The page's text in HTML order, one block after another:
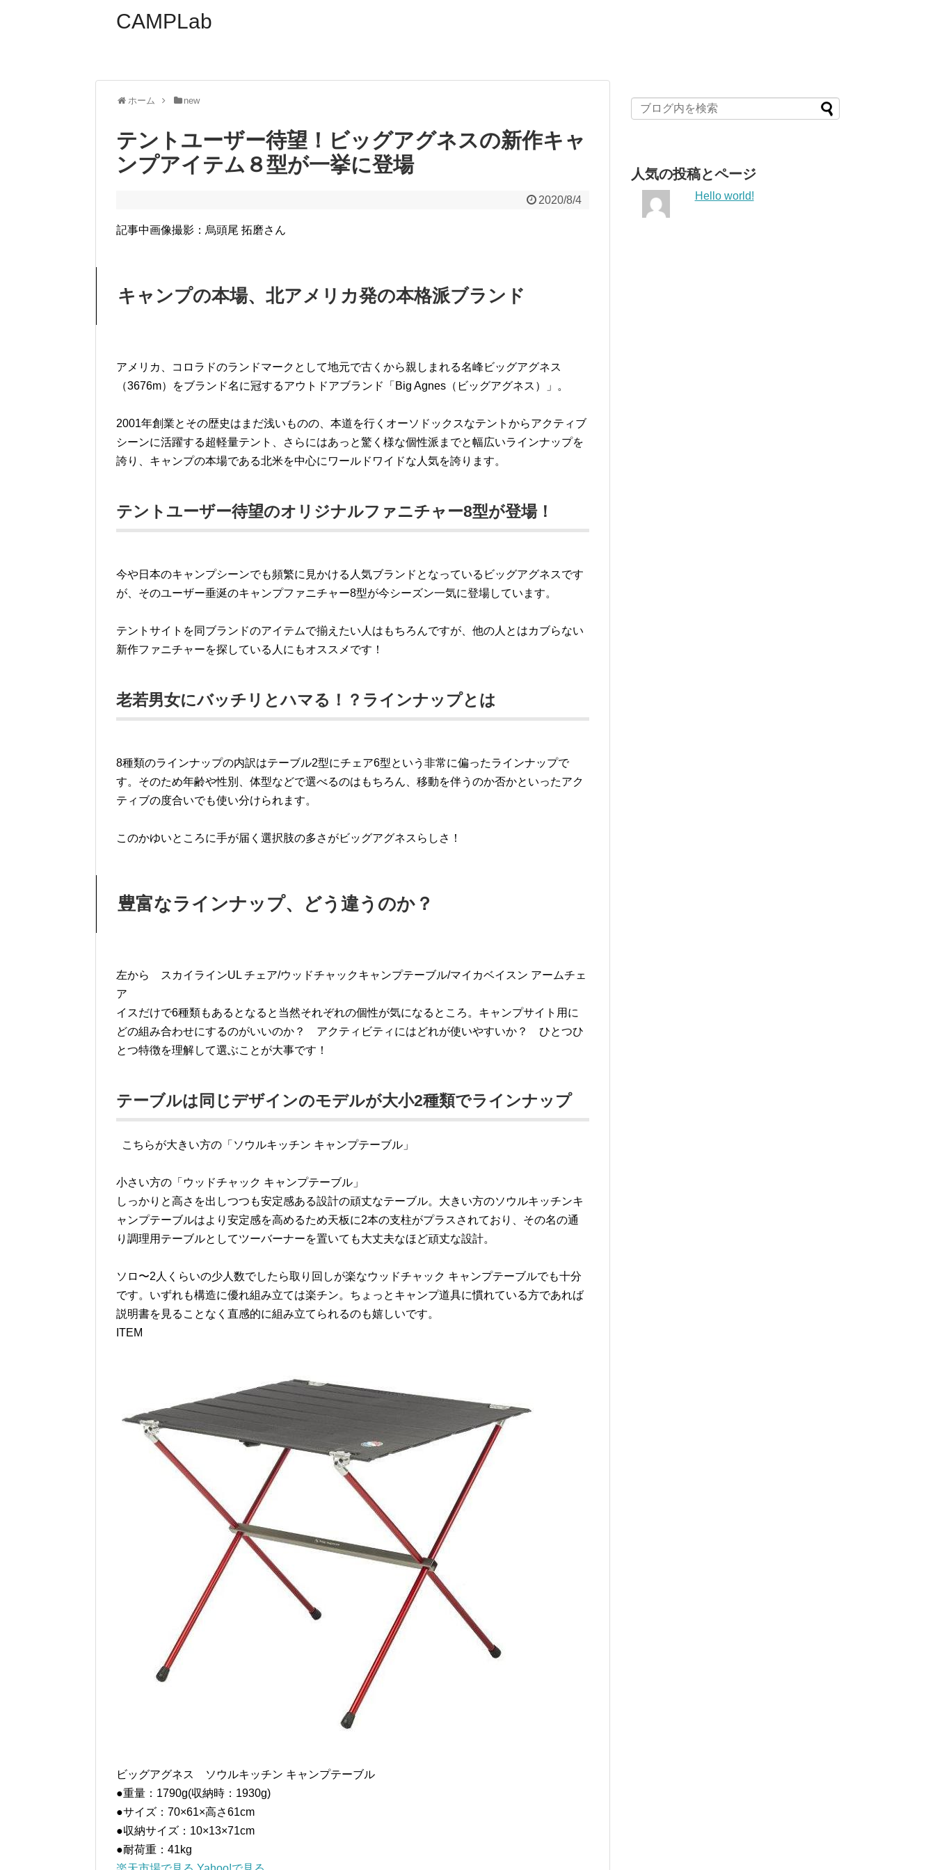
CAMPLab
ホーム new
テントユーザー待望！ビッグアグネスの新作キャ
ンプアイテム８型が一挙に登場
2020/8/4
記事中画像撮影：烏頭尾 拓磨さん
キャンプの本場、北アメリカ発の本格派ブランド
アメリカ、コロラドのランドマークとして地元で古くから親しまれる名峰ビッグアグネス
（3676m）をブランド名に冠するアウトドアブランド「Big Agnes（ビッグアグネス）」。
2001年創業とその歴史はまだ浅いものの、本道を行くオーソドックスなテントからアクティブ
シーンに活躍する超軽量テント、さらにはあっと驚く様な個性派までと幅広いラインナップを
誇り、キャンプの本場である北米を中心にワールドワイドな人気を誇ります。
テントユーザー待望のオリジナルファニチャー8型が登場！
今や日本のキャンプシーンでも頻繁に見かける人気ブランドとなっているビッグアグネスです
が、そのユーザー垂涎のキャンプファニチャー8型が今シーズン一気に登場しています。
テントサイトを同ブランドのアイテムで揃えたい人はもちろんですが、他の人とはカブらない
新作ファニチャーを探している人にもオススメです！
老若男女にバッチリとハマる！？ラインナップとは
8種類のラインナップの内訳はテーブル2型にチェア6型という非常に偏ったラインナップで
す。そのため年齢や性別、体型などで選べるのはもちろん、移動を伴うのか否かといったアク
ティブの度合いでも使い分けられます。
このかゆいところに手が届く選択肢の多さがビッグアグネスらしさ！
豊富なラインナップ、どう違うのか？
左から スカイラインUL チェア/ウッドチャックキャンプテーブル/マイカベイスン アームチェ
ア
イスだけで6種類もあるとなると当然それぞれの個性が気になるところ。キャンプサイト用に
どの組み合わせにするのがいいのか？ アクティビティにはどれが使いやすいか？ ひとつひ
とつ特徴を理解して選ぶことが大事です！
テーブルは同じデザインのモデルが大小2種類でラインナップ
こちらが大きい方の「ソウルキッチン キャンプテーブル」
小さい方の「ウッドチャック キャンプテーブル」
しっかりと高さを出しつつも安定感ある設計の頑丈なテーブル。大きい方のソウルキッチンキ
ャンプテーブルはより安定感を高めるため天板に2本の支柱がプラスされており、その名の通
り調理用テーブルとしてツーバーナーを置いても大丈夫なほど頑丈な設計。
ソロ〜2人くらいの少人数でしたら取り回しが楽なウッドチャック キャンプテーブルでも十分
です。いずれも構造に優れ組み立ては楽チン。ちょっとキャンプ道具に慣れている方であれば
説明書を見ることなく直感的に組み立てられるのも嬉しいです。
ITEM
ビッグアグネス ソウルキッチン キャンプテーブル
●重量：1790g(収納時：1930g)
●サイズ：70×61×高さ61cm
●収納サイズ：10×13×71cm
●耐荷重：41kg
人気の投稿とページ
Hello world!